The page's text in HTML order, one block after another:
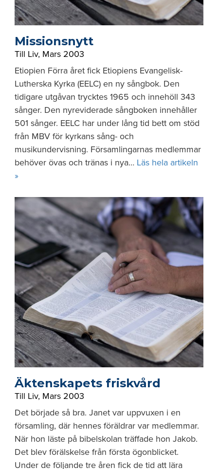
Missionsnytt
Till Liv, Mars 2003
Etiopien Förra året fick Etiopiens Evangelisk-
Lutherska Kyrka (EELC) en ny sångbok. Den
tidigare utgåvan trycktes 1965 och innehöll 343
sånger. Den nyreviderade sångboken innehåller
501 sånger. EELC har under lång tid bett om stöd
från MBV för kyrkans sång- och
musikundervisning. Församlingarnas medlemmar
behöver övas och tränas i nya… Läs hela artikeln
»
Äktenskapets friskvård
Till Liv, Mars 2003
Det började så bra. Janet var uppvuxen i en
församling, där hennes föräldrar var medlemmar.
När hon läste på bibelskolan träffade hon Jakob.
Det blev förälskelse från första ögonblicket.
Under de följande tre åren fick de tid att lära